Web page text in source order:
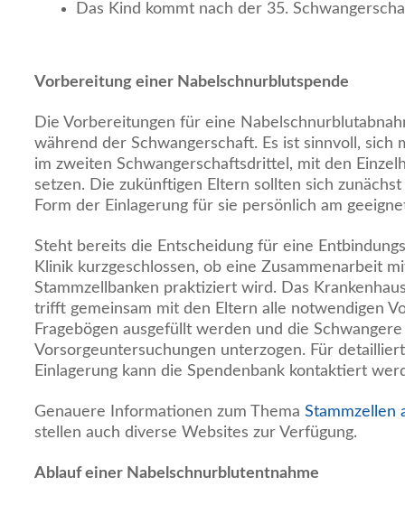
Das Kind kommt nach der 35.
Vorbereitung einer Nabelschnurblutspende
Die Vorbereitungen für eine
während der Schwangerschaft. Es ist sinnvoll, sich
im zweiten Schwangerschaftsdrittel, mit den
setzen. Die zukünftigen Eltern sollten sich
Form der Einlagerung für sie persönlich am
Steht bereits die Entscheidung für eine
Klinik kurzgeschlossen, ob eine Zusammenarbeit
Stammzellbanken praktiziert wird. Das
trifft gemeinsam mit den Eltern alle notwendigen
Fragebögen ausgefüllt werden und die
Vorsorgeuntersuchungen unterzogen. Für
Einlagerung kann die Spendenbank kontaktiert
Genauere Informationen zum Thema Stammzellen
stellen auch diverse Websites zur Verfügung.
Ablauf einer Nabelschnurblutentnahme